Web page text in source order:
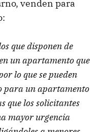
venden para
que disponen de
un apartamento que
lo que se pueden
para un apartamento
que los solicitantes
mayor urgencia